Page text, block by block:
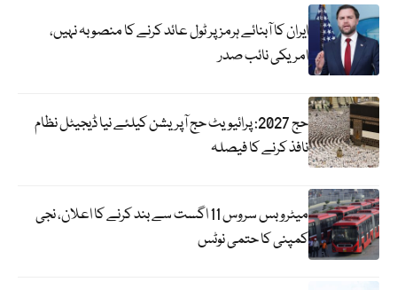
ایران کا آبنائے ہرمز پر ٹول عائد کرنے کا منصوبہ نہیں،
امریکی نائب صدر
حج 2027: پرائیویٹ حج آپریشن کیلئے نیا ڈیجیٹل نظام
نافذ کرنے کا فیصلہ
میٹرو بس سروس 11 اگست سے بند کرنے کا اعلان، نجی
کمپنی کا حتمی نوٹس